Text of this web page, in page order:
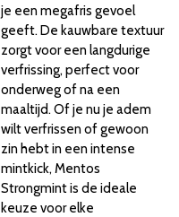
je een megafris gevoel
geeft. De kauwbare textuur
zorgt voor een langdurige
verfrissing, perfect voor
onderweg of na een
maaltijd. Of je nu je adem
wilt verfrissen of gewoon
zin hebt in een intense
mintkick, Mentos
Strongmint is de ideale
keuze voor elke